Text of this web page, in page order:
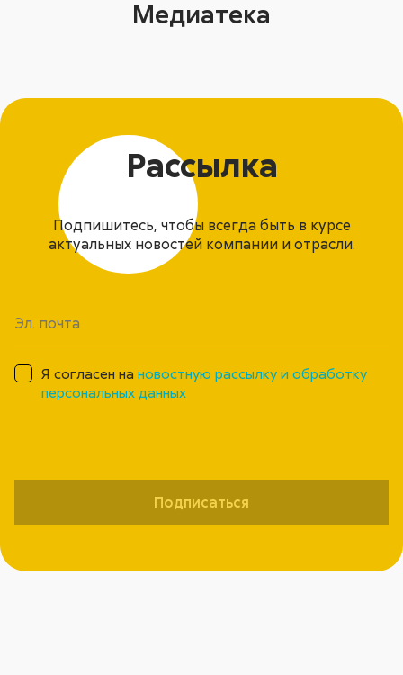
Медиатека
Рассылка
Подпишитесь, чтобы всегда быть в курсе
актуальных новостей компании и отрасли.
Я согласен нановостную рассылку и обработку
персональных данных
Подписаться